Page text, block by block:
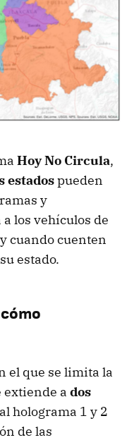
Hoy No Circula,
estadospueden
y
los vehículos de
cuando cuenten
estado.
el que se limita la
extiende a dos
holograma 1 y 2
de las